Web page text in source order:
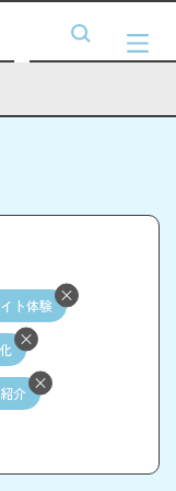
ト体験
介